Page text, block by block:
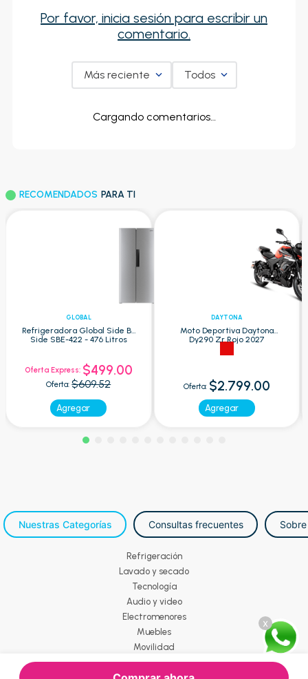
x
Por favor, inicia sesión para escribir un
comentario.
Más reciente Todos
Cargando comentarios…
RECOMENDADOS PARA TI
GLOBAL
Refrigeradora Global Side By
Side SBE-422 - 476 Litros
Oferta Express: $499.00
Oferta: $609.52
Agregar
DAYTONA
Moto Deportiva Daytona
Dy290 Zr Rojo 2027
Oferta: $2.799.00
Agregar
Nuestras Categorías Consultas frecuentes
Refrigeración
Lavado y secado
Tecnología
Audio y video
Electromenores
Muebles
Movilidad